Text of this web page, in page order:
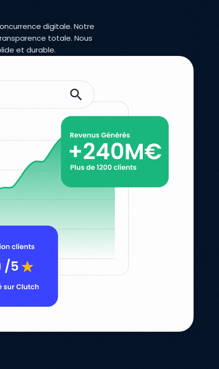
digitale. Notre
totale. Nous
et durable.